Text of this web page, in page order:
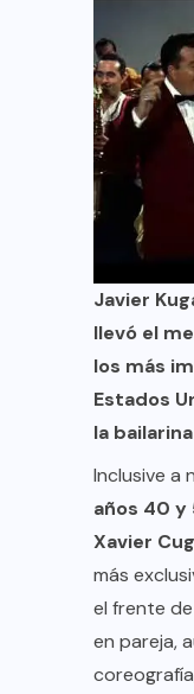
Javier
llevó el
los más
Estados
la
Inclusive a
años 40 y
Xavier
más
el frente
en pareja,